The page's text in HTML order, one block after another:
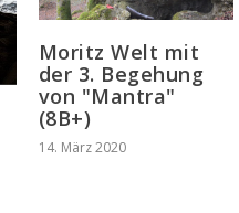
Moritz Welt mit
der 3. Begehung
von "Mantra"
(8B+)
14. März 2020